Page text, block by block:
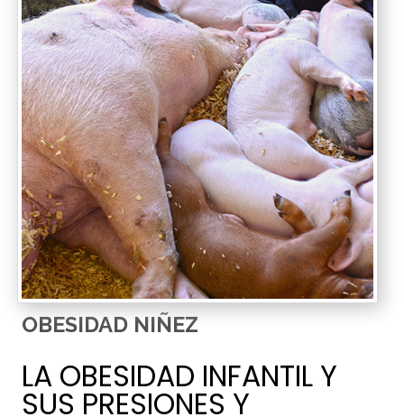
OBESIDAD NIÑEZ
LA OBESIDAD INFANTIL Y
SUS PRESIONES Y